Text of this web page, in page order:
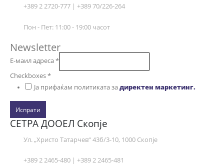
+389 2 2720-777 | +389 70/226-264
Пон - Пет: 11:00 - 19:00 часот
Newsletter
Е-маил адреса*
Checkboxes*
Ја прифаќам политиката задиректен маркетинг.
Испрати
СЕТРА ДООЕЛ Скопје
Ул. „Христо Татарчев“ 43б/3-10, 1000 Скопје
+389 2 2465-480 | +389 2 2465-481